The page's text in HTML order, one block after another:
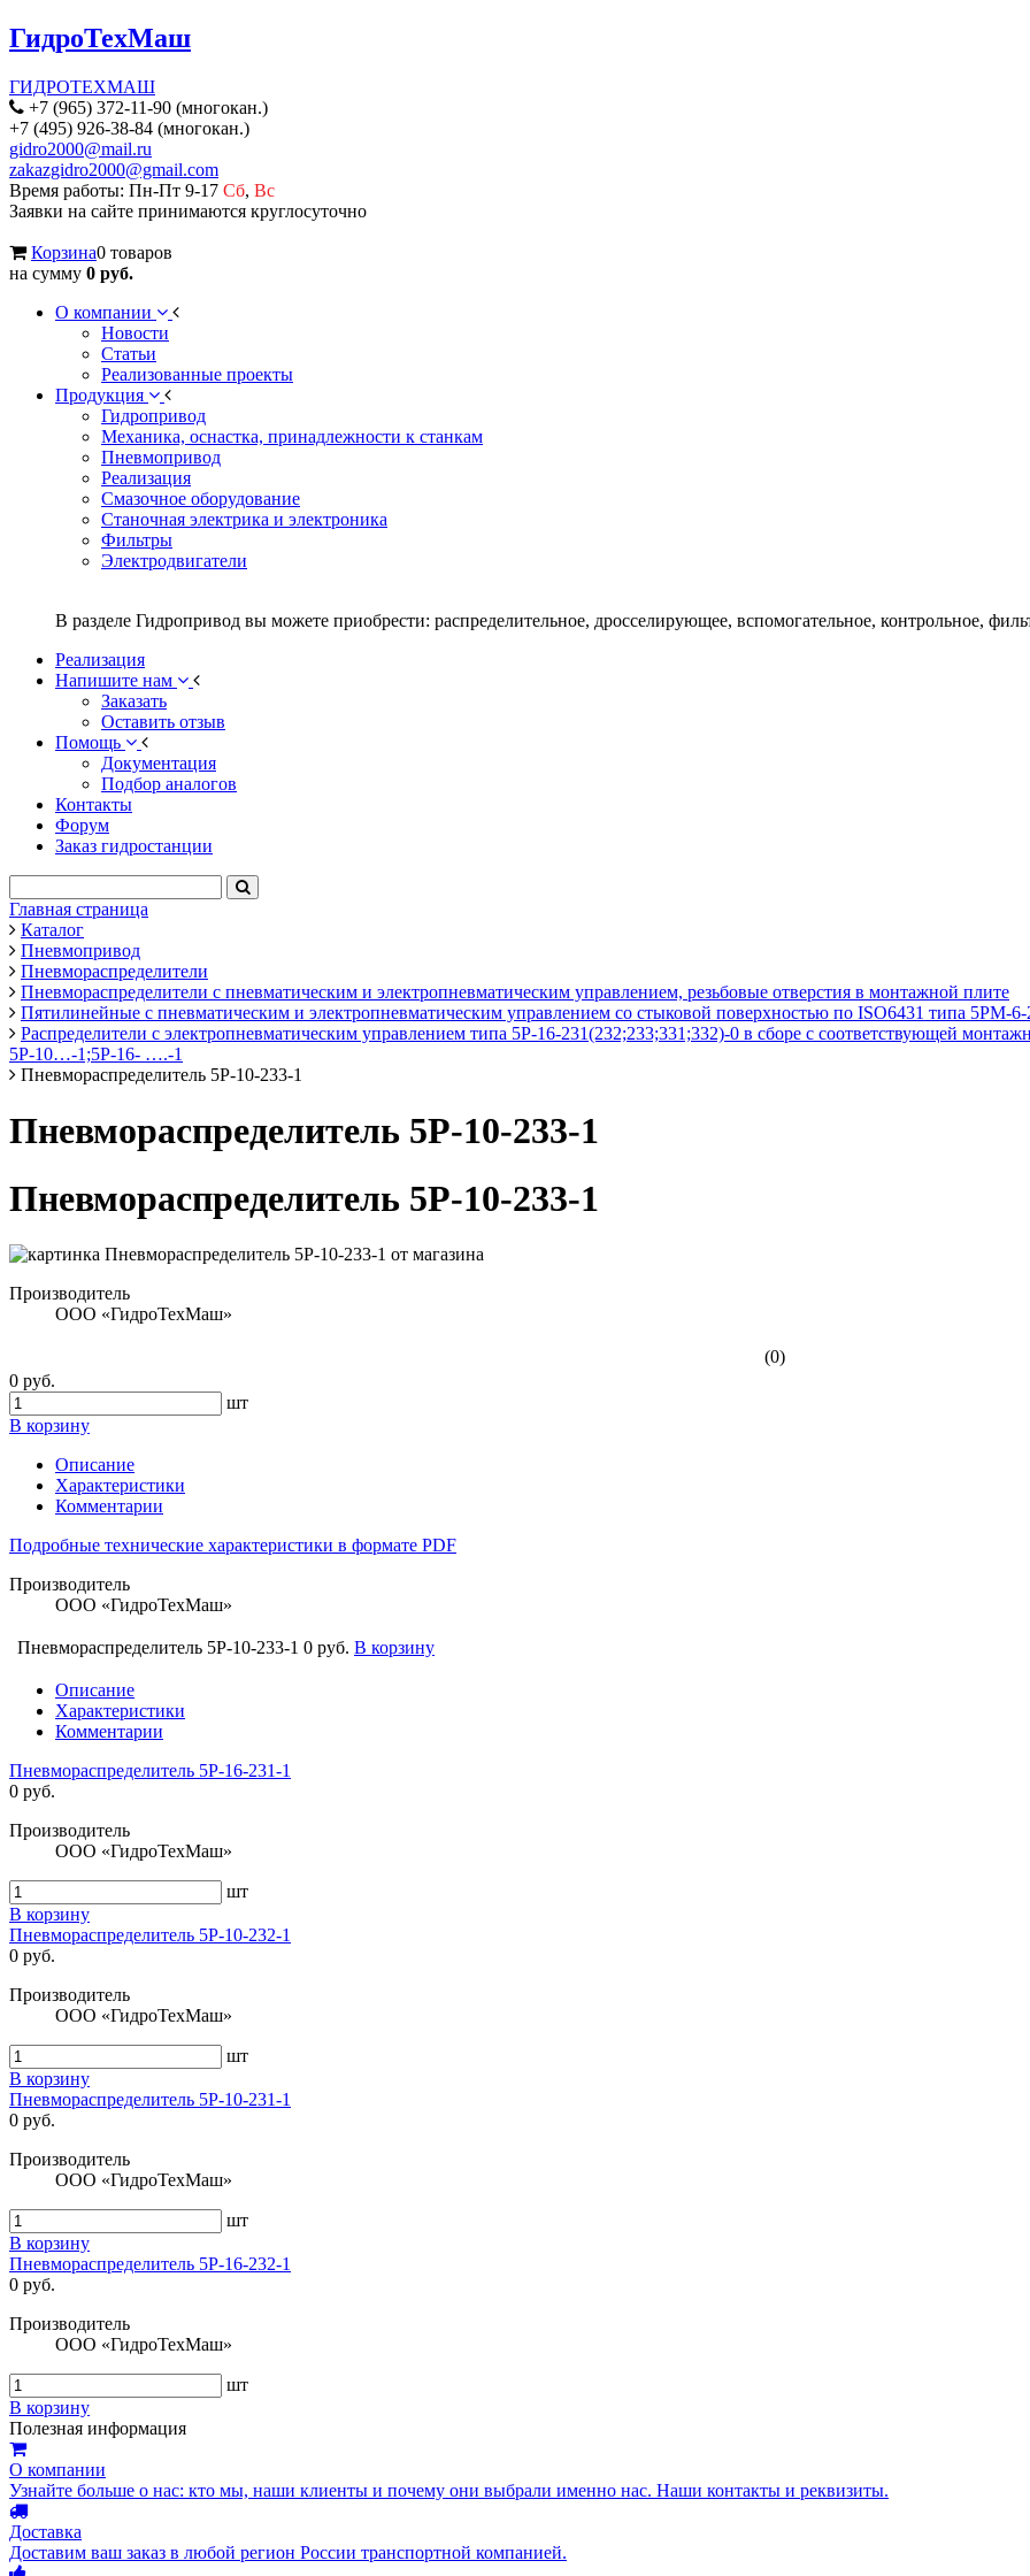
ГидроТехМаш
ГИДРОТЕХМАШ
+7 (965) 372-11-90 (многокан.)
+7 (495) 926-38-84 (многокан.)
gidro2000@mail.ru
zakazgidro2000@gmail.com
Время работы: Пн-Пт 9-17 Сб, Вс
Заявки на сайте принимаются круглосуточно
Корзина0 товаров
на сумму 0 руб.
О компании
Новости
Статьи
Реализованные проекты
Продукция
Гидропривод
Механика, оснастка, принадлежности к станкам
Пневмопривод
Реализация
Смазочное оборудование
Станочная электрика и электроника
Фильтры
Электродвигатели
В разделе Гидропривод вы можете приобрести: распределительное, дросселирующее, вспомогательное, контрольное,
Реализация
Напишите нам
Заказать
Оставить отзыв
Помощь
Документация
Подбор аналогов
Контакты
Форум
Заказ гидростанции
Главная страница
Каталог
Пневмопривод
Пневмораспределители
Пневмораспределители с пневматическим и электропневматическим управлением, резьбовые отверстия в монтажной плите
Пятилинейные с пневматическим и электропневматическим управлением со стыковой поверхностью по ISO6431 типа 5РМ-
Распределители с электропневматическим управлением типа 5Р-16-231(232;233;331;332)-0 в сборе с соответствующей
5Р-10…-1;5Р-16- ….-1
Пневмораспределитель 5Р-10-233-1
Пневмораспределитель 5Р-10-233-1
Пневмораспределитель 5Р-10-233-1
Производитель
ООО «ГидроТехМаш»
(0)
0 руб.
шт
В корзину
Описание
Характеристики
Комментарии
Подробные технические характеристики в формате PDF
Производитель
ООО «ГидроТехМаш»
Пневмораспределитель 5Р-10-233-1 0 руб. В корзину
Описание
Характеристики
Комментарии
Пневмораспределитель 5Р-16-231-1
0 руб.
Производитель
ООО «ГидроТехМаш»
шт
В корзину
Пневмораспределитель 5Р-10-232-1
0 руб.
Производитель
ООО «ГидроТехМаш»
шт
В корзину
Пневмораспределитель 5Р-10-231-1
0 руб.
Производитель
ООО «ГидроТехМаш»
шт
В корзину
Пневмораспределитель 5Р-16-232-1
0 руб.
Производитель
ООО «ГидроТехМаш»
шт
В корзину
Полезная информация
О компании
Узнайте больше о нас: кто мы, наши клиенты и почему они выбрали именно нас. Наши контакты и реквизиты.
Доставка
Доставим ваш заказ в любой регион России транспортной компанией.